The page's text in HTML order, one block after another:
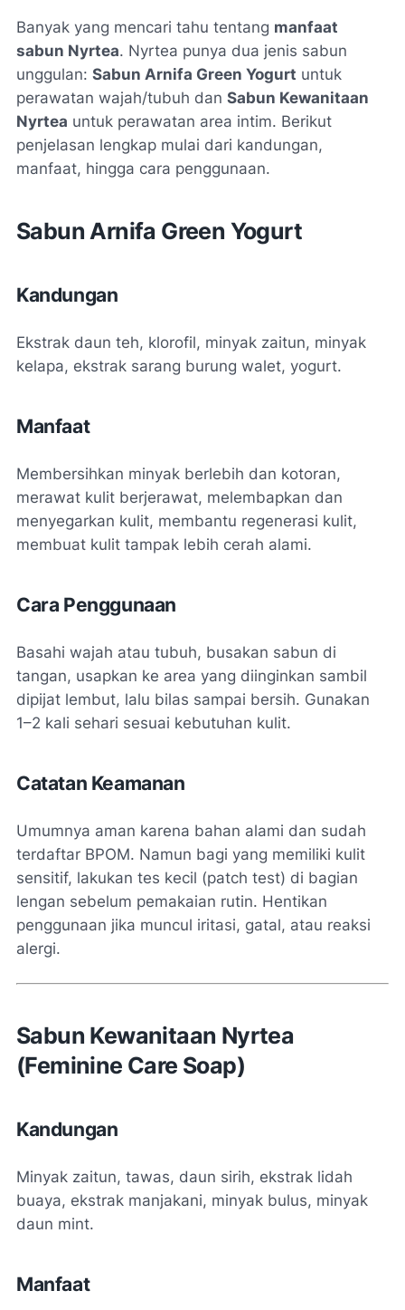
Banyak yang mencari tahu tentang manfaat
sabun Nyrtea. Nyrtea punya dua jenis sabun
unggulan: Sabun Arnifa Green Yogurt untuk
perawatan wajah/tubuh dan Sabun Kewanitaan
Nyrtea untuk perawatan area intim. Berikut
penjelasan lengkap mulai dari kandungan,
manfaat, hingga cara penggunaan.
Sabun Arnifa Green Yogurt
Kandungan
Ekstrak daun teh, klorofil, minyak zaitun, minyak
kelapa, ekstrak sarang burung walet, yogurt.
Manfaat
Membersihkan minyak berlebih dan kotoran,
merawat kulit berjerawat, melembapkan dan
menyegarkan kulit, membantu regenerasi kulit,
membuat kulit tampak lebih cerah alami.
Cara Penggunaan
Basahi wajah atau tubuh, busakan sabun di
tangan, usapkan ke area yang diinginkan sambil
dipijat lembut, lalu bilas sampai bersih. Gunakan
1–2 kali sehari sesuai kebutuhan kulit.
Catatan Keamanan
Umumnya aman karena bahan alami dan sudah
terdaftar BPOM. Namun bagi yang memiliki kulit
sensitif, lakukan tes kecil (patch test) di bagian
lengan sebelum pemakaian rutin. Hentikan
penggunaan jika muncul iritasi, gatal, atau reaksi
alergi.
Sabun Kewanitaan Nyrtea
(Feminine Care Soap)
Kandungan
Minyak zaitun, tawas, daun sirih, ekstrak lidah
buaya, ekstrak manjakani, minyak bulus, minyak
daun mint.
Manfaat